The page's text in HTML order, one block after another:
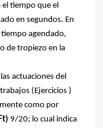
el tiempo que el
en segundos. En
tiempo agendado,
de tropiezo en la
actuaciones del
(Ejercicios )
como por
9/20; lo cual indica